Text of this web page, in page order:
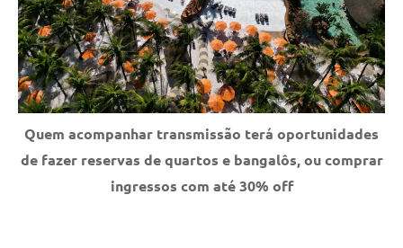
Quem acompanhar transmissão terá oportunidades
de fazer reservas de quartos e bangalôs, ou comprar
ingressos com até 30% off